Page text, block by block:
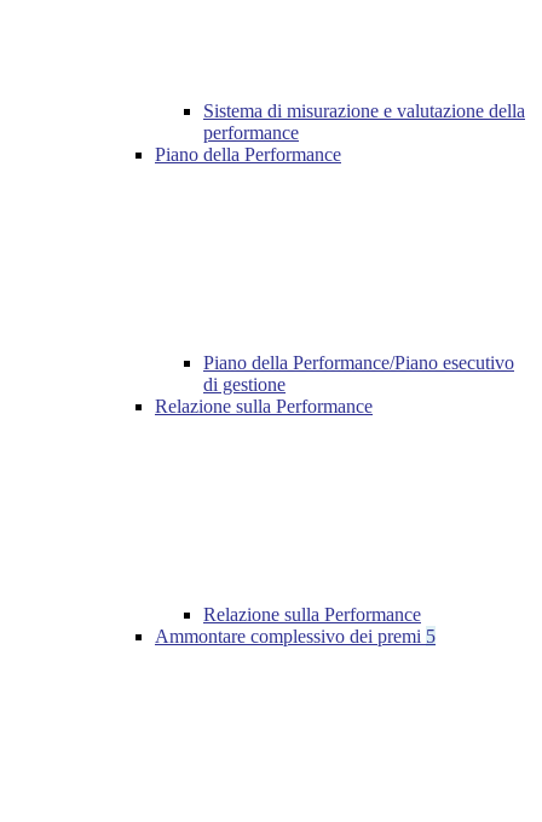
Sistema di misurazione e valutazione della
performance
Piano della Performance
Piano della Performance/Piano esecutivo
di gestione
Relazione sulla Performance
Relazione sulla Performance
Ammontare complessivo dei premi 5